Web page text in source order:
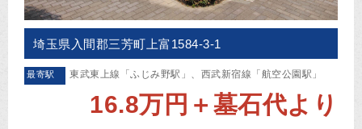
埼玉県入間郡三芳町上富1584-3-1
最寄駅 東武東上線「ふじみ野駅」、西武新宿線「航空公園駅」
16.8万円＋墓石代より